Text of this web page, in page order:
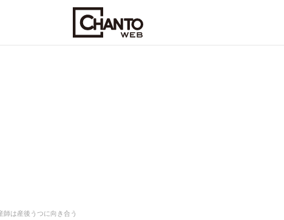
師は産後うつに向き合う